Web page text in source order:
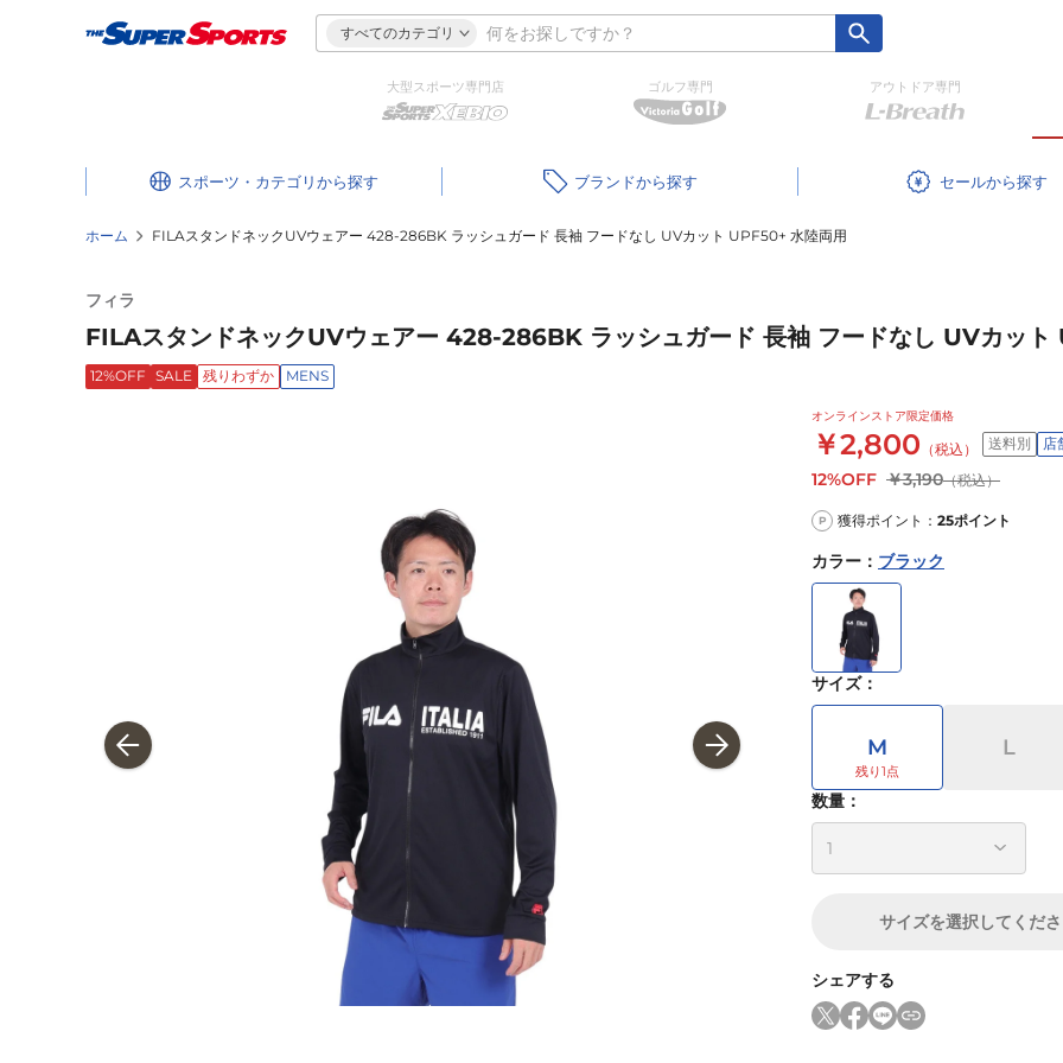
すべてのカテゴリ
大型スポーツ専門店 ゴルフ専門 アウトドア専門
スポーツ・カテゴリ ブランド セール
ホーム FILAスタンドネックUVウェアー 428-286BK ラッシュガード 長袖 フードなし UVカット UPF50+ 水陸両用
フィラ
FILAスタンドネックUVウェアー 428-286BK ラッシュガード 長袖 フードなし UVカッ
12%OFF SALE 残りわずか MENS
オンラインストア限定価格
￥2,800 （税込） 送料別 店
12%OFF ￥3,190（税込）
P 獲得ポイント： 25ポイント
カラー ： ブラック
サイズ：
M L
数量：
サイズを選択してくだ
シェアする